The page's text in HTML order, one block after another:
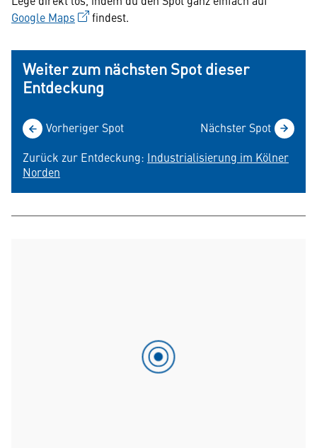
Lege direkt los, indem du den Spot ganz einfach auf
Google Maps
findest.
Zurück zur Entdeckung: Industrialisierung im Kölner
Norden
Vorheriger Spot Nächster Spot
Weiter zum nächsten Spot dieser
Entdeckung